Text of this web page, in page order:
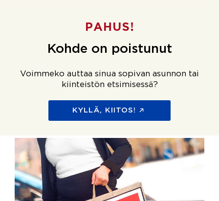
PAHUS!
Kohde on poistunut
Voimmeko auttaa sinua sopivan asunnon tai
kiinteistön etsimisessä?
KYLLÄ, KIITOS!